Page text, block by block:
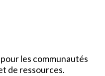
pour les communautés
de ressources.